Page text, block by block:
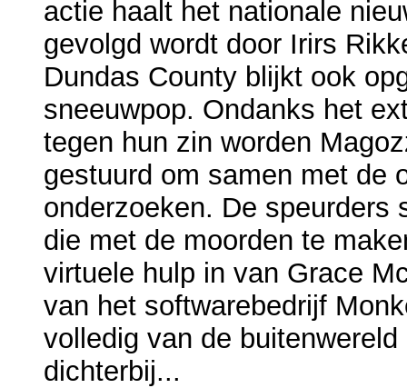
actie haalt het nationale
gevolgd wordt door Irirs
Dundas County blijkt ook
sneeuwpop. Ondanks het
tegen hun zin worden
gestuurd om samen met de
onderzoeken. De speurders
die met de moorden te
virtuele hulp in van Grace
van het softwarebedrijf
volledig van de
dichterbij...